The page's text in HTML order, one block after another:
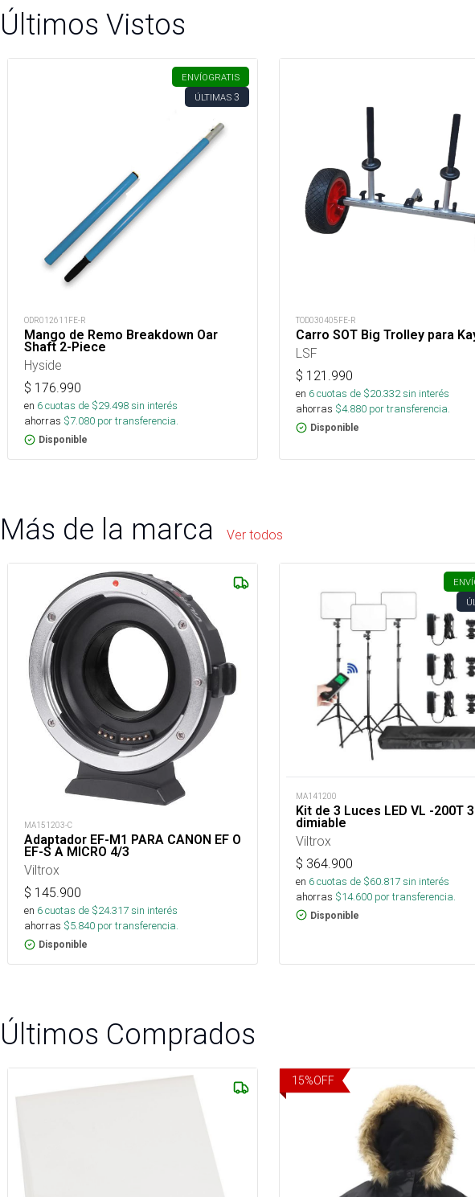
Últimos Vistos
ENVÍOGRATIS
ÚLTIMAS 3
ODR012611FE-R
Mango de Remo Breakdown Oar
Shaft 2-Piece
Hyside
$ 176.990
en 6cuotas de $29.498sin interés
ahorras $7.080 por transferencia.
Disponible
TOD030405FE-R
Carro SOT Big Trolley para
LSF
$ 121.990
en 6cuotas de $20.332sin interés
ahorras $4.880 por transferencia.
Disponible
Más de la marca Ver todos
MA151203-C
Adaptador EF-M1 PARA CANON EF O
EF-S A MICRO 4/3
Viltrox
$ 145.900
en 6cuotas de $24.317sin interés
ahorras $5.840 por transferencia.
Disponible
MA141200
Kit de 3 Luces LED VL -200T
dimiable
Viltrox
$ 364.900
en 6cuotas de $60.817sin interés
ahorras $14.600 por transferencia.
Disponible
Últimos Comprados
15%OFF